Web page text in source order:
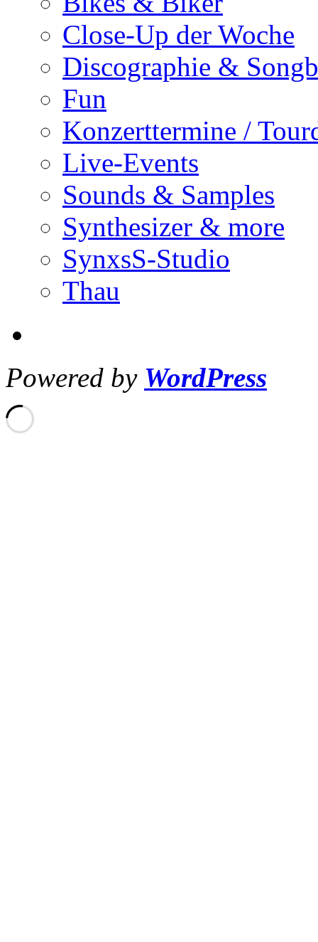
Close-Up der Woche
Discographie &
Fun
Konzerttermine /
Live-Events
Sounds & Samples
Synthesizer & more
SynxsS-Studio
Thau
Powered by WordPress